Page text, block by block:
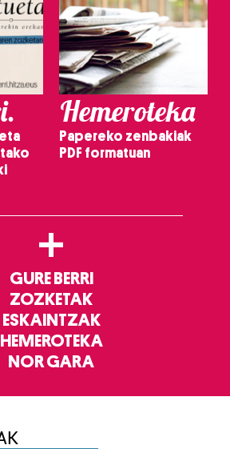
Hemeroteka
Papereko zenbakiak
PDF formatuan
+
GURE BERRI
ZOZKETAK
ESKAINTZAK
HEMEROTEKA
NOR GARA